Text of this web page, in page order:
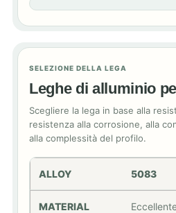
SELEZIONE DELLA LEGA
Leghe di alluminio
Scegliere la lega in base alla
resistenza alla corrosione, alla
alla complessità del profilo.
5083